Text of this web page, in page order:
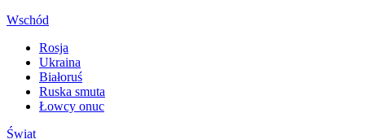
Wschód
Rosja
Ukraina
Białoruś
Ruska smuta
Łowcy onuc
Świat